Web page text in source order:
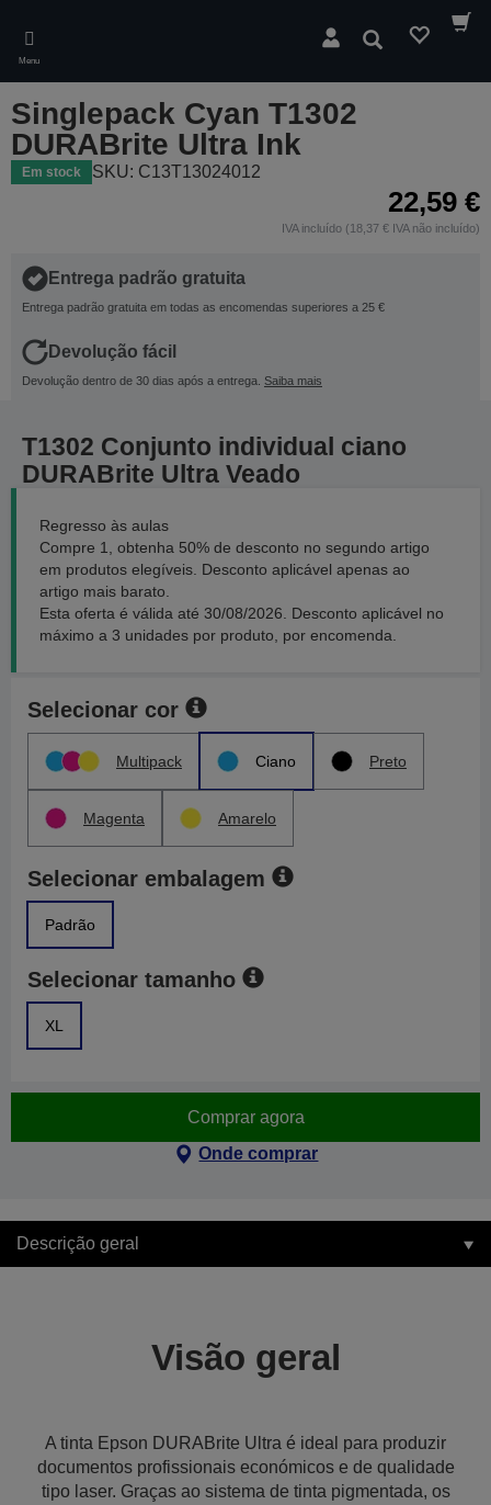
main
content
Menu
Pesquisar
Singlepack Cyan T1302
DURABrite Ultra Ink
Em stock SKU: C13T13024012
22,59 €
IVA incluído (18,37 € IVA não incluído)
Entrega padrão gratuita
Entrega padrão gratuita em todas as encomendas superiores a 25 €
Devolução fácil
Devolução dentro de 30 dias após a entrega. Saiba mais
T1302 Conjunto individual ciano
DURABrite Ultra Veado
Regresso às aulas
Compre 1, obtenha 50% de desconto no segundo artigo
em produtos elegíveis. Desconto aplicável apenas ao
artigo mais barato.
Esta oferta é válida até 30/08/2026. Desconto aplicável no
máximo a 3 unidades por produto, por encomenda.
Selecionar cor
Multipack Ciano Preto
Magenta Amarelo
Selecionar embalagem
Padrão
Selecionar tamanho
XL
Comprar agora
Onde comprar
Descrição geral
Visão geral
A tinta Epson DURABrite Ultra é ideal para produzir
documentos profissionais económicos e de qualidade
tipo laser. Graças ao sistema de tinta pigmentada, os